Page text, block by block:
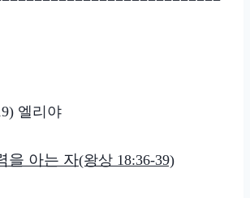
엘리야
을 아는 자(왕상 18:36-39)